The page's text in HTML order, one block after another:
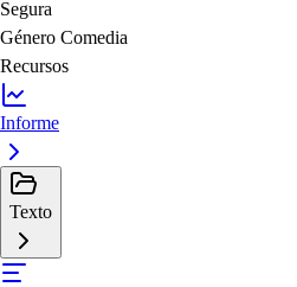
Segura
Género Comedia
Recursos
Informe
Texto